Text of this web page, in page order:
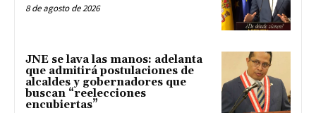
8 de agosto de 2026
JNE se lava las manos: adelanta
que admitirá postulaciones de
alcaldes y gobernadores que
buscan “reelecciones
encubiertas”